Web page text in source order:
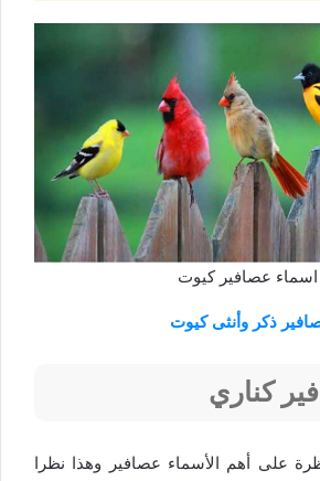
اسماء عصافير كيوت
ذكر وأنثى كيوت
كناري
على أهم الأسماء عصافير وهذا نظرا